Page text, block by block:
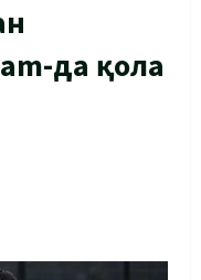
да қола